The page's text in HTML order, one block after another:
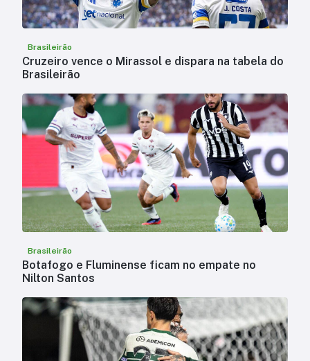
Brasileirão
Cruzeiro vence o Mirassol e dispara na tabela do
Brasileirão
Brasileirão
Botafogo e Fluminense ficam no empate no
Nilton Santos